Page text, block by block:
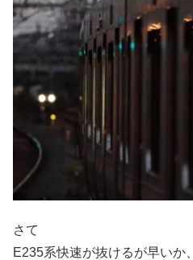
さて
E235系快速が抜けるが早いか、